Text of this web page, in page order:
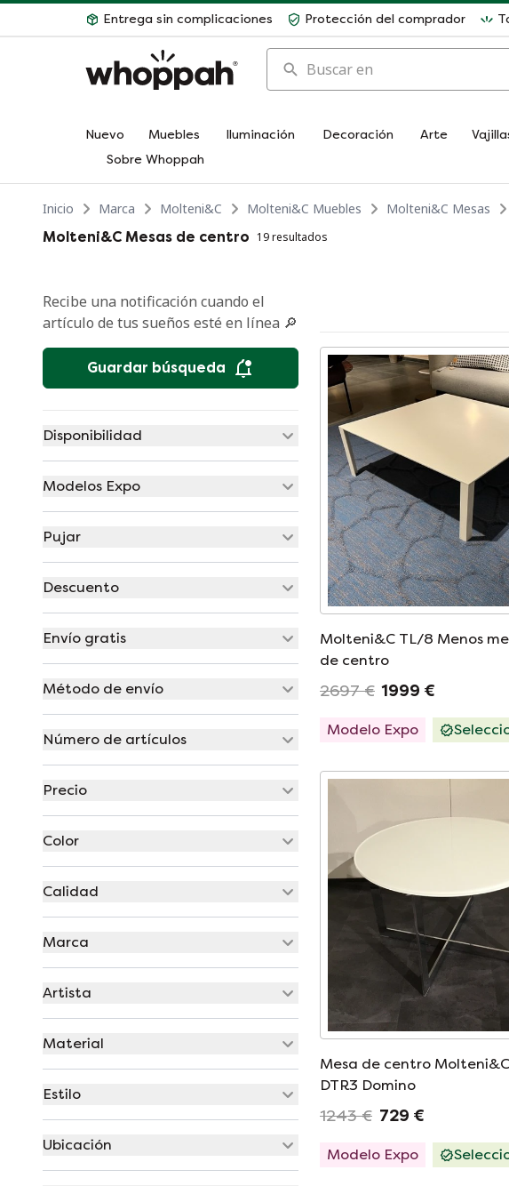
Entrega sin complicaciones Protección del comprador
Buscar en
Nuevo Muebles Iluminación Decoración Arte
Sobre Whoppah
Inicio Marca Molteni&C Molteni&C Muebles Molteni&C Mesas
Molteni&C Mesas de centro 19 resultados
Recibe una notificación cuando el
artículo de tus sueños esté en línea 🔎
Guardar búsqueda
Disponibilidad
Modelos Expo
Pujar
Descuento
Envío gratis
Método de envío
Número de artículos
Precio
Color
Calidad
Marca
Artista
Material
Estilo
Ubicación
Molteni&C TL/8 Menos
de centro
2697 € 1999 €
Modelo Expo
Mesa de centro Molteni&C
DTR3 Domino
1243 € 729 €
Modelo Expo